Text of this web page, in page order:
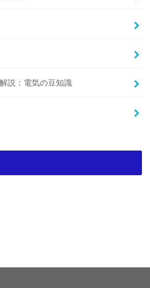
説：電気の豆知識